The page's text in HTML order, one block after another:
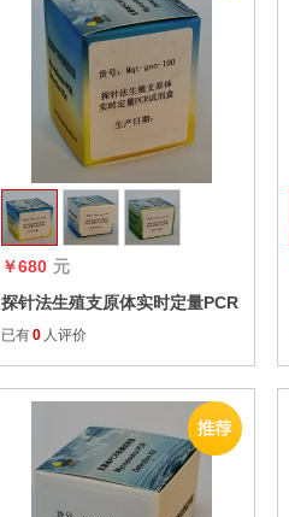
￥680 元
探针法生殖支原体实时定量PCR
试剂盒
已有0 人评价